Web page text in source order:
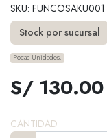
SKU: FUNCOSAKU001
Stock por sucursal
Pocas Unidades.
S/ 130.00
CANTIDAD